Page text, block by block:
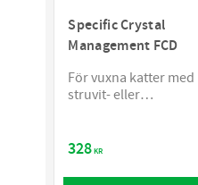
Specific Crystal
Management FCD
För vuxna katter med
struvit- eller
328KR